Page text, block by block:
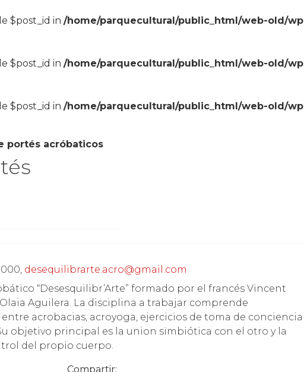
$post_id in/home/parquecultural/public_html/web-old/
$post_id in/home/parquecultural/public_html/web-old/
$post_id in/home/parquecultural/public_html/web-old/
portés acróbaticos
desequilibrarte.acro@gmail.com
“Desesquilibr’Arte” formado por el francés Vincent
Aguilera. La disciplina a trabajar comprende
acrobacias, acroyoga, ejercicios de toma de conciencia
objetivo principal es la union simbiótica con el otro y la
del propio cuerpo.
Compartir: